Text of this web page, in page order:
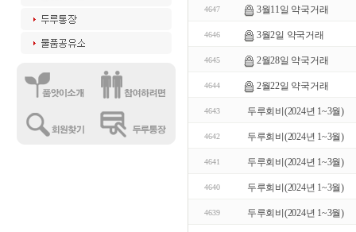
4647 3월11일 약국거래
4646 3월2일 약국거래
4645 2월28일 약국거래
4644 2월22일 약국거래
4643 두루회비(2024년 1~3월)
4642 두루회비(2024년 1~3월)
4641 두루회비(2024년 1~3월)
4640 두루회비(2024년 1~3월)
4639 두루회비(2024년 1~3월)